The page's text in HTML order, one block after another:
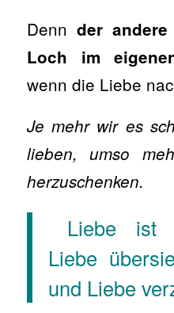
Denn der
Loch im
wenn die Liebe
Je mehr wir es
lieben, umso
herzuschenken.
Liebe ist
Liebe
und Liebe